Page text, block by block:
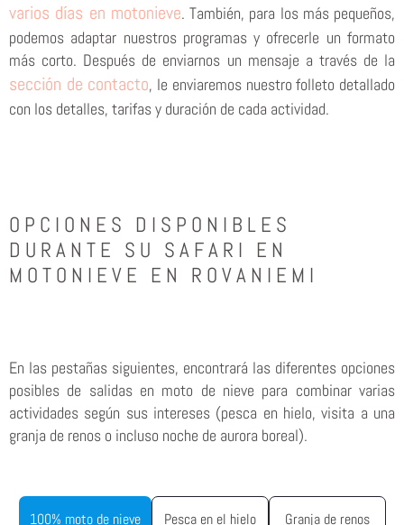
varios días en motonieve. También, para los más pequeños,
podemos adaptar nuestros programas y ofrecerle un formato
más corto. Después de enviarnos un mensaje a través de la
sección de contacto, le enviaremos nuestro folleto detallado
con los detalles, tarifas y duración de cada actividad.
OPCIONES DISPONIBLES
DURANTE SU SAFARI EN
MOTONIEVE EN ROVANIEMI
En las pestañas siguientes, encontrará las diferentes opciones
posibles de salidas en moto de nieve para combinar varias
actividades según sus intereses (pesca en hielo, visita a una
granja de renos o incluso noche de aurora boreal).
100% moto de nieve Pesca en el hielo Granja de renos